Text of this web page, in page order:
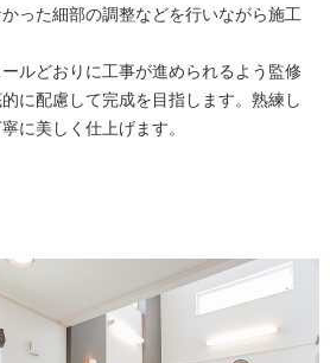
った細部の調整などを行いながら施工
ルどおりに工事が進められるよう監修
に配慮して完成を目指します。熟練し
に美しく仕上げます。